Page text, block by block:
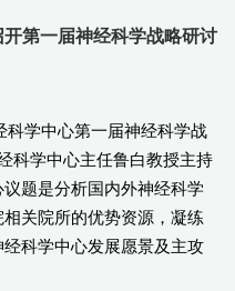
第一届神经科学战略研讨
学中心第一届神经科学战
科学中心主任鲁白教授主持
题是分析国内外神经科学
关院所的优势资源，凝练
科学中心发展愿景及主攻